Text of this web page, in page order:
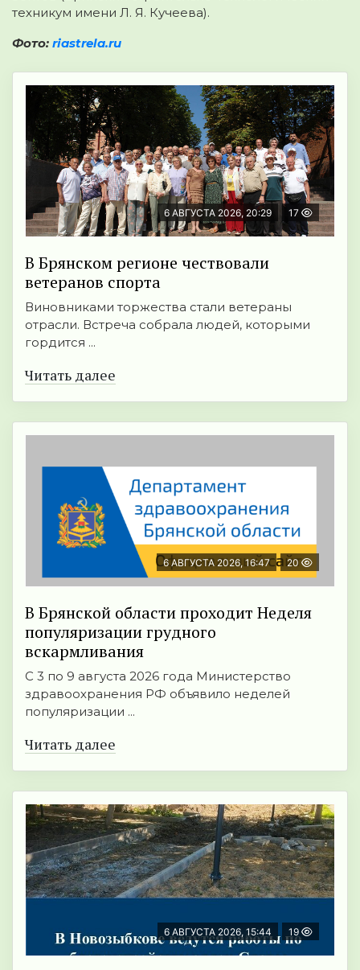
техникум имени Л. Я. Кучеева).
Фото: riastrela.ru
6 АВГУСТА 2026, 20:29 17
В Брянском регионе чествовали
ветеранов спорта
Виновниками торжества стали ветераны
отрасли. Встреча собрала людей, которыми
гордится ...
Читать далее
6 АВГУСТА 2026, 16:47 20
В Брянской области проходит Неделя
популяризации грудного
вскармливания
С 3 по 9 августа 2026 года Министерство
здравоохранения РФ объявило неделей
популяризации ...
Читать далее
6 АВГУСТА 2026, 15:44 19